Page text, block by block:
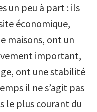
un peu à part : ils
économique,
maisons, ont un
important,
ont une stabilité
il ne s’agit pas
le plus courant du